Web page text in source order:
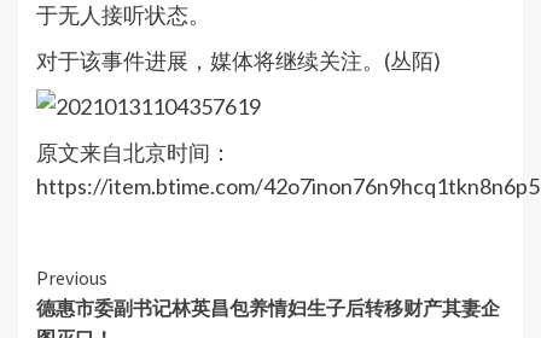
于无人接听状态。
对于该事件进展，媒体将继续关注。(丛陌)
原文来自北京时间：
https://item.btime.com/
Continue
Reading
Previous
德惠市委副书记林英昌包养情妇生子后转移财产其妻企